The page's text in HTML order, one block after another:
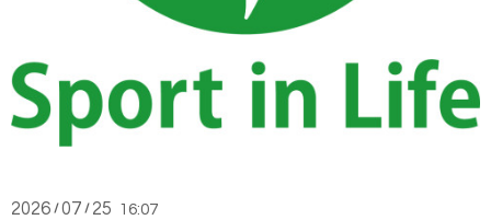
2026 /07 / 25 16:07